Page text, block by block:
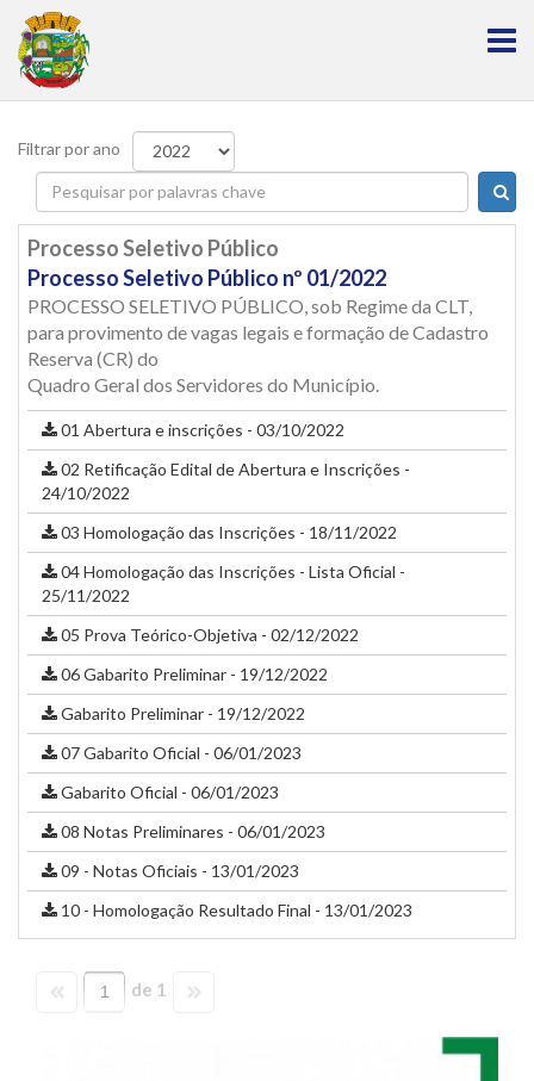
Filtrar por ano
Processo Seletivo Público
Processo Seletivo Público nº 01/2022
PROCESSO SELETIVO PÚBLICO, sob Regime da CLT,
para provimento de vagas legais e formação de Cadastro
Reserva (CR) do
Quadro Geral dos Servidores do Município.
01 Abertura e inscrições - 03/10/2022
02 Retificação Edital de Abertura e Inscrições -
24/10/2022
03 Homologação das Inscrições - 18/11/2022
04 Homologação das Inscrições - Lista Oficial -
25/11/2022
05 Prova Teórico-Objetiva - 02/12/2022
06 Gabarito Preliminar - 19/12/2022
Gabarito Preliminar - 19/12/2022
07 Gabarito Oficial - 06/01/2023
Gabarito Oficial - 06/01/2023
08 Notas Preliminares - 06/01/2023
09 - Notas Oficiais - 13/01/2023
10 - Homologação Resultado Final - 13/01/2023
de 1